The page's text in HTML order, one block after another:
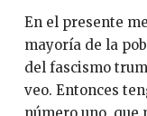
En el presente
mayoría de la
del fascismo
veo. Entonces